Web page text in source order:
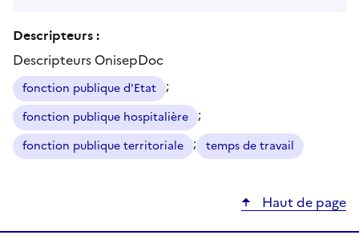
Descripteurs :
Descripteurs OnisepDoc
fonction publique d'Etat ;
fonction publique hospitalière ;
fonction publique territoriale ; temps de travail
Haut de page